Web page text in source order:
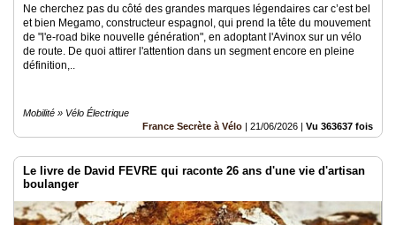
Ne cherchez pas du côté des grandes marques légendaires car c’est bel
et bien Megamo, constructeur espagnol, qui prend la tête du mouvement
de "l'e-road bike nouvelle génération", en adoptant l'Avinox sur un vélo
de route. De quoi attirer l'attention dans un segment encore en pleine
définition,..
Mobilité » Vélo Électrique
France Secrète à Vélo | 21/06/2026 | Vu 363637 fois
Le livre de David FEVRE qui raconte 26 ans d'une vie d'artisan
boulanger